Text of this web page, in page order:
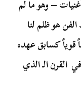
لمحمد ثروت – هناك ألبوم من ٩ أغنيات – وهو ما لم
هو ظلم لنا
كسابق عهده
القرن الـ الذي